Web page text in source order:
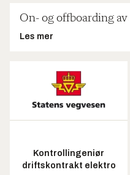
On- og offboarding
Les mer
Kontrollingeniør
driftskontrakt elektro